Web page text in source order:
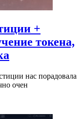
+
токена,
нас порадовала
очен